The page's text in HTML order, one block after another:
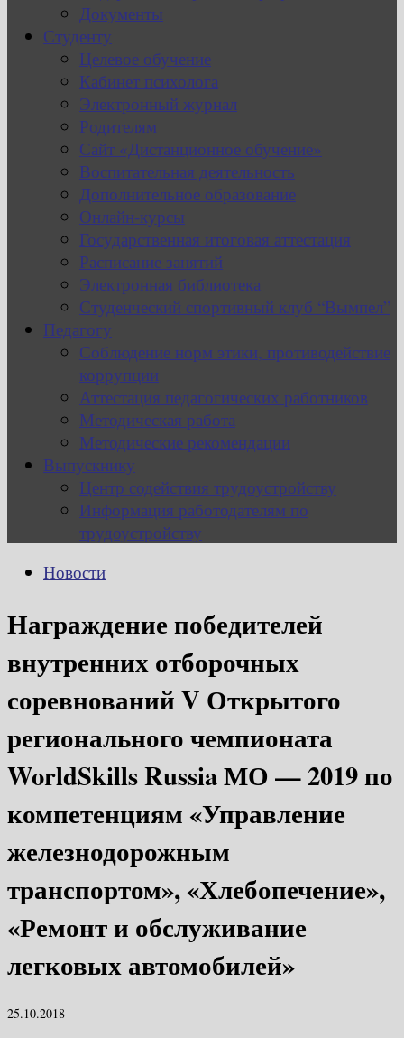
Документы
Студенту
Целевое обучение
Кабинет психолога
Электронный журнал
Родителям
Сайт «Дистанционное обучение»
Воспитательная деятельность
Дополнительное образование
Онлайн-курсы
Государственная итоговая аттестация
Расписание занятий
Электронная библиотека
Студенческий спортивный клуб “Вымпел”
Педагогу
Соблюдение норм этики, противодействие
коррупции
Аттестация педагогических работников
Методическая работа
Методические рекомендации
Выпускнику
Центр содействия трудоустройству
Информация работодателям по
трудоустройству
Новости
Награждение победителей
внутренних отборочных
соревнований V Открытого
регионального чемпионата
WorldSkills Russia МО — 2019 по
компетенциям «Управление
железнодорожным
транспортом», «Хлебопечение»,
«Ремонт и обслуживание
легковых автомобилей»
25.10.2018